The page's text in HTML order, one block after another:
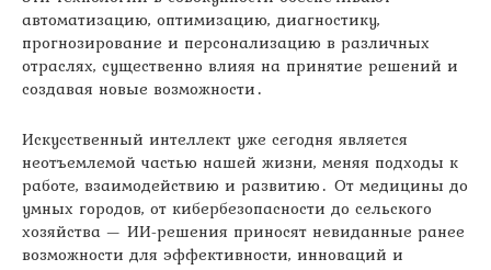
автоматизацию, оптимизацию, диагностику,
прогнозирование и персонализацию в различных
отраслях, существенно влияя на принятие решений и
создавая новые возможности․
Искусственный интеллект уже сегодня является
неотъемлемой частью нашей жизни, меняя подходы к
работе, взаимодействию и развитию․ От медицины до
умных городов, от кибербезопасности до сельского
хозяйства — ИИ-решения приносят невиданные ранее
возможности для эффективности, инноваций и